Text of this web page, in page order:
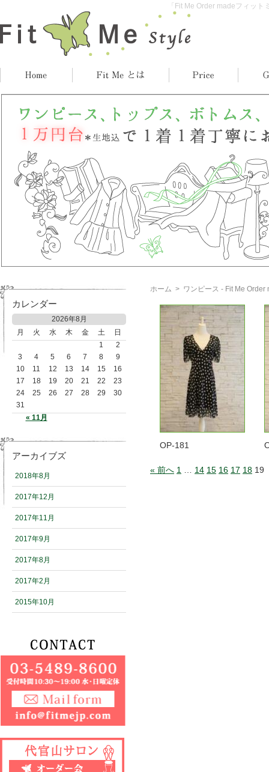
「Fit Me Order madeフィッ
ホーム > ワンピース - Fit Me
OP-181
« 前へ 1 14 15 16 17 18 19
カレンダー
2026年8月
月
火 水 木 金 土 日
« 11月
1
2
3
4 5 6 7 8
9
10
11 12 13 14 15
16
17
18 19 20 21 22
23
24
25 26 27 28 29
30
31
アーカイブズ
2018年8月
2017年12月
2017年11月
2017年9月
2017年8月
2017年2月
2015年10月